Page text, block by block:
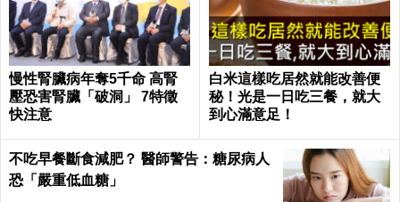
慢性腎臟病年奪5千命 高腎
壓恐害腎臟「破洞」 7特徵
快注意
白米這樣吃居然就能改善便
秘！光是一日吃三餐，就大
到心滿意足！
不吃早餐斷食減肥？ 醫師警告：糖尿病人
恐「嚴重低血糖」